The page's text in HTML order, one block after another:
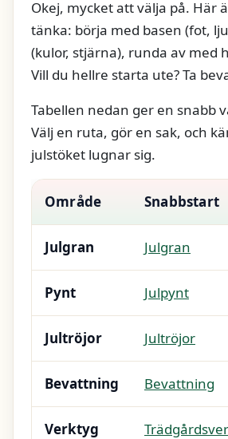
Okej, mycket att välja på. Här
tänka: börja med basen (fot,
(kulor, stjärna), runda av med
Vill du hellre starta ute? Ta
Tabellen nedan ger en snabb
Välj en ruta, gör en sak, och
julstöket lugnar sig.
Område Snabbstart
Julgran Julgran
Pynt Julpynt
Jultröjor Jultröjor
Bevattning Bevattning
Verktyg